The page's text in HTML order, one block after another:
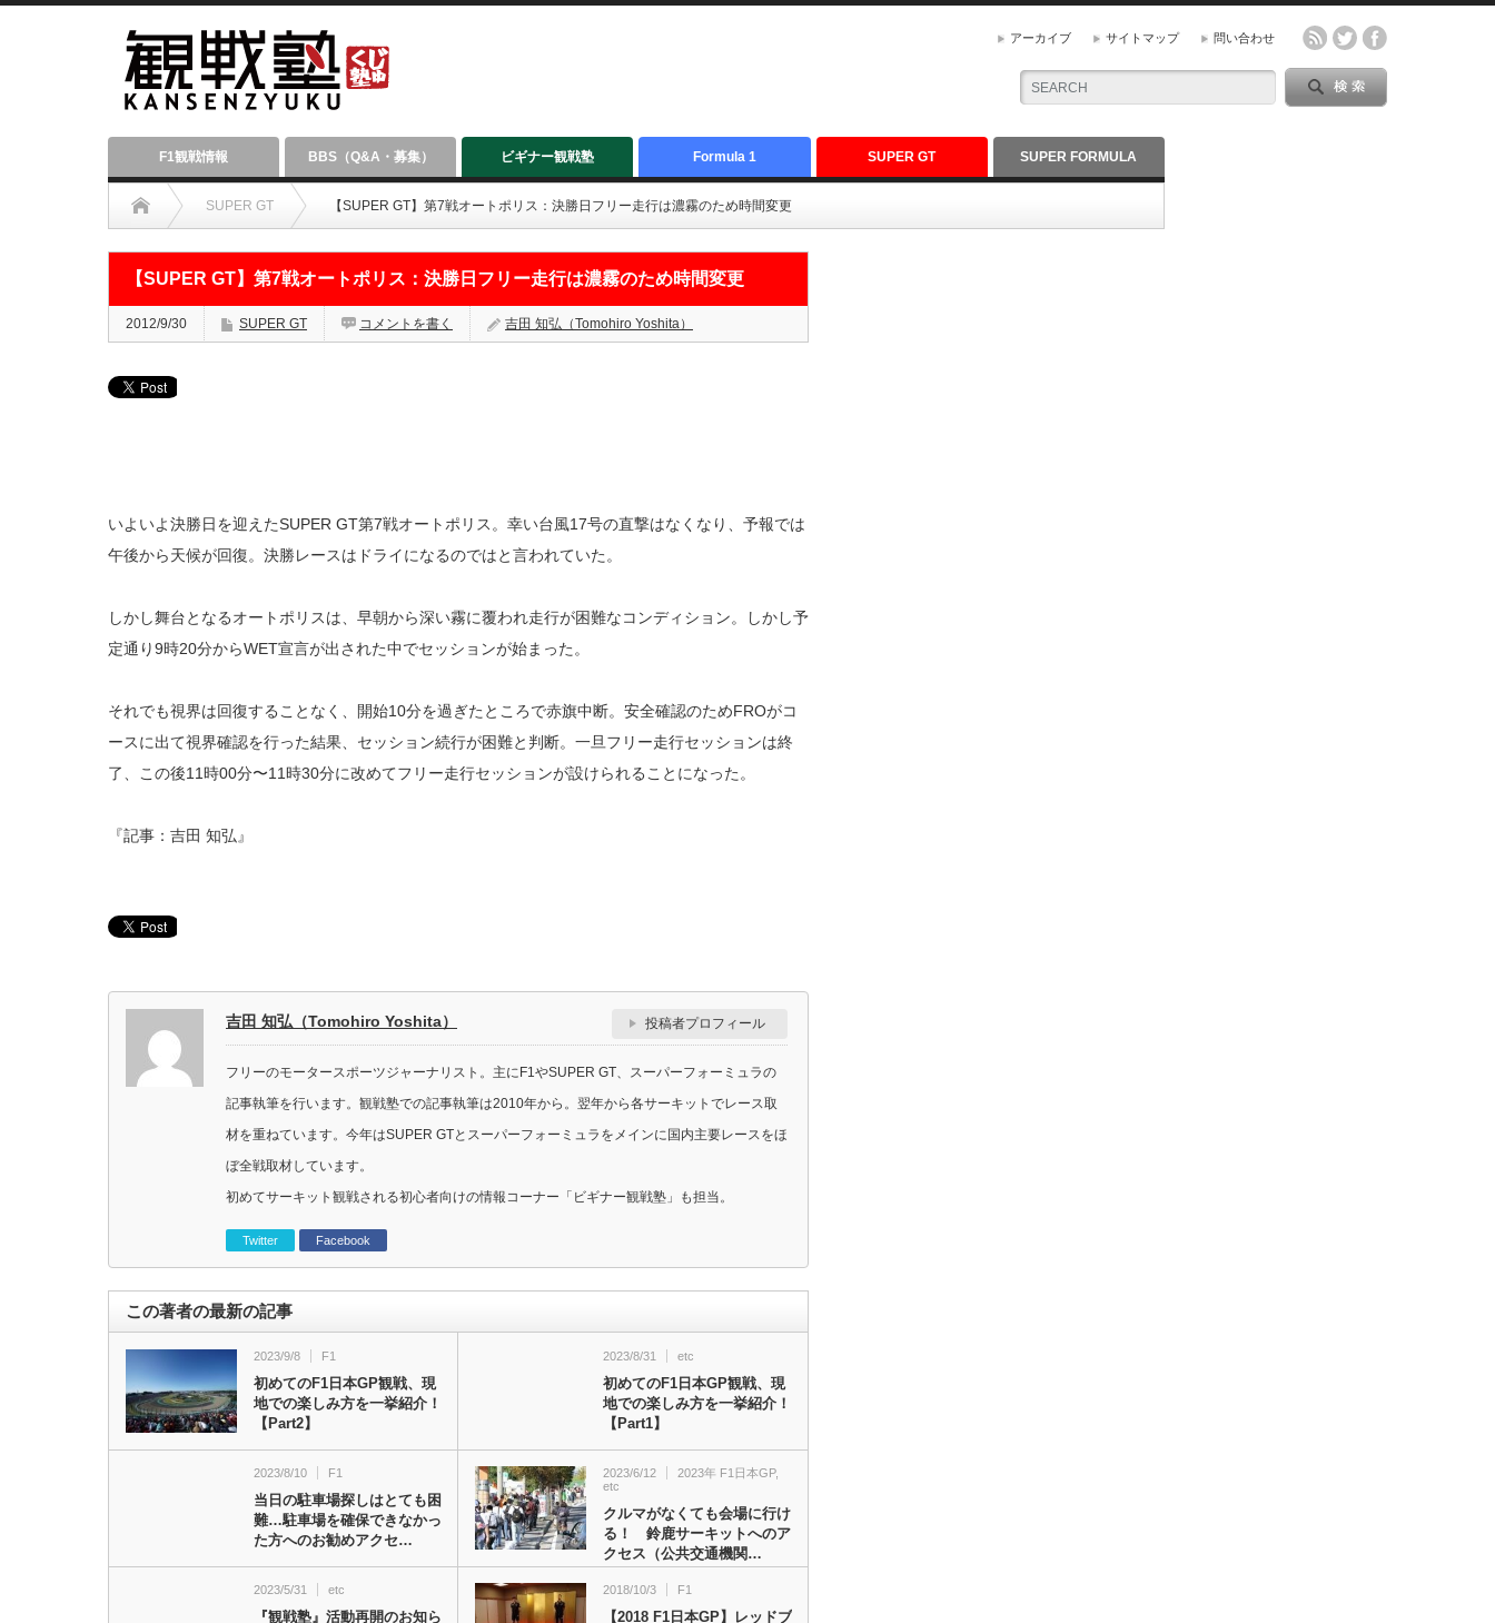
アーカイブ サイトマップ 問い合わせ
F1観戦情報 BBS（Q&A・募集） ビギナー観戦塾 Formula 1 SUPER GT SUPER FORMULA
SUPER GT 【SUPER GT】第7戦オートポリス：決勝日フリー走行は濃霧のため時間変更
【SUPER GT】第7戦オートポリス：決勝日フリー走行は濃霧のため時間変更
2012/9/30 SUPER GT コメントを書く 吉田 知弘（Tomohiro Yoshita）
いよいよ決勝日を迎えたSUPER GT第7戦オートポリス。幸い台風17号の直撃はなくなり、予報では
午後から天候が回復。決勝レースはドライになるのではと言われていた。
しかし舞台となるオートポリスは、早朝から深い霧に覆われ走行が困難なコンディション。しかし予
定通り9時20分からWET宣言が出された中でセッションが始まった。
それでも視界は回復することなく、開始10分を過ぎたところで赤旗中断。安全確認のためFROがコ
ースに出て視界確認を行った結果、セッション続行が困難と判断。一旦フリー走行セッションは終
了、この後11時00分〜11時30分に改めてフリー走行セッションが設けられることになった。
『記事：吉田 知弘』
吉田 知弘（Tomohiro Yoshita） 投稿者プロフィール
フリーのモータースポーツジャーナリスト。主にF1やSUPER GT、スーパーフォーミュラの
記事執筆を行います。観戦塾での記事執筆は2010年から。翌年から各サーキットでレース取
材を重ねています。今年はSUPER GTとスーパーフォーミュラをメインに国内主要レースをほ
ぼ全戦取材しています。
初めてサーキット観戦される初心者向けの情報コーナー「ビギナー観戦塾」も担当。
Twitter Facebook
この著者の最新の記事
2023/9/8 F1
初めてのF1日本GP観戦、現
地での楽しみ方を一挙紹介！
【Part2】
2023/8/31 etc
初めてのF1日本GP観戦、現
地での楽しみ方を一挙紹介！
【Part1】
2023/8/10 F1
当日の駐車場探しはとても困
難…駐車場を確保できなかっ
た方へのお勧めアクセ…
2023/6/12 2023年 F1日本GP,
etc
クルマがなくても会場に行け
る！ 鈴鹿サーキットへのア
クセス（公共交通機関…
2023/5/31 etc
『観戦塾』活動再開のお知ら
2018/10/3 F1
【2018 F1日本GP】レッドブ